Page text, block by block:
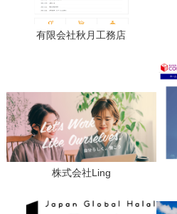
有限会社秋月工務店
株式会社Ling